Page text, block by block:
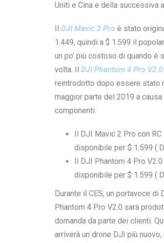
Uniti e Cina e della successiva
Il DJI Mavic 2 Pro è stato
1.449, quindi a $ 1.599 il
un po’ più costoso di quando è
volta. Il DJI Phantom 4 Pro V2.0
reintrodotto dopo essere stato
maggior parte del 2019 a causa
componenti.
Il DJI Mavic 2 Pro con
disponibile per $ 1.599 (
Il DJI Phantom 4 Pro
disponibile per $ 1.599 (
Durante il CES, un portavoce di
Phantom 4 Pro V2.0 sarà
domanda da parte dei clienti.
arriverà un drone DJI più